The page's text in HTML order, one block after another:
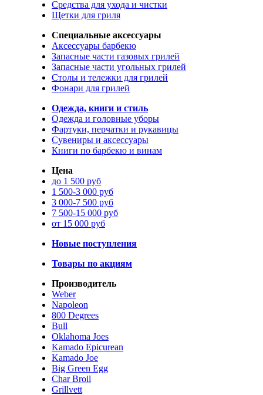
Средства для ухода и чистки
Щетки для гриля
Специальные аксессуары
Аксессуары барбекю
Запасные части газовых грилей
Запасные части угольных грилей
Столы и тележки для грилей
Фонари для грилей
Одежда, книги и стиль
Одежда и головные уборы
Фартуки, перчатки и рукавицы
Сувениры и аксессуары
Книги по барбекю и винам
Цена
до 1 500 руб
1 500-3 000 руб
3 000-7 500 руб
7 500-15 000 руб
от 15 000 руб
Новые поступления
Товары по акциям
Производитель
Weber
Napoleon
800 Degrees
Bull
Oklahoma Joes
Kamado Epicurean
Kamado Joe
Big Green Egg
Char Broil
Grillvett